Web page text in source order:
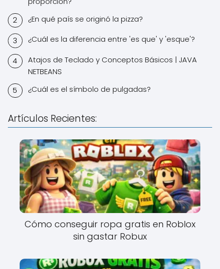
¿En qué país se originó la pizza?
¿Cuál es la diferencia entre 'es que' y 'esque'?
Atajos de Teclado y Conceptos Básicos | JAVA
NETBEANS
¿Cuál es el símbolo de pulgadas?
Artículos Recientes:
Cómo conseguir ropa gratis en Roblox
sin gastar Robux